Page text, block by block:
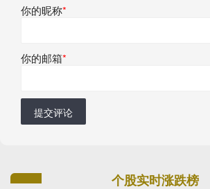
你的昵称*
你的邮箱*
提交评论
个股实时涨跌榜